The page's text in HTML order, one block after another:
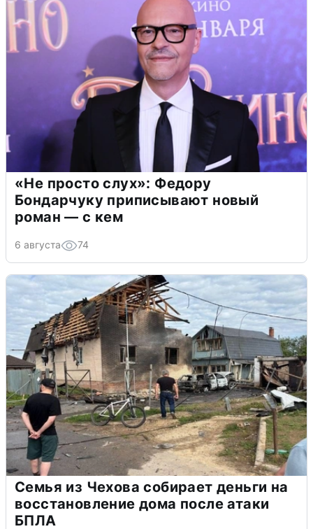
«Не просто слух»: Федору
Бондарчуку приписывают новый
роман — с кем
6 августа 74
Семья из Чехова собирает деньги на
восстановление дома после атаки
БПЛА